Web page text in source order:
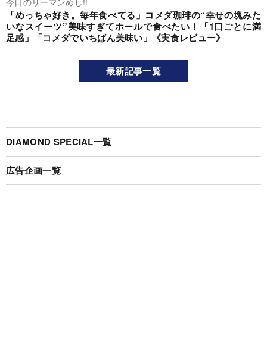
「めっちゃ好き。毎年食べてる」コメダ珈琲の“幸せの塊みた
いなスイーツ”美味すぎてホールで食べたい！「1口ごとに満
足感」「コメダでいちばん美味い」《実食レビュー》
最新記事一覧
DIAMOND SPECIAL一覧
広告企画一覧